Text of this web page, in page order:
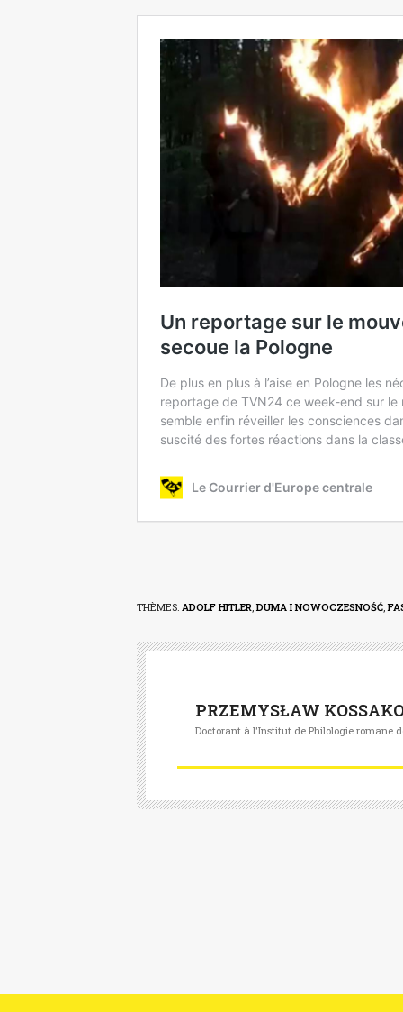
THÈMES: ADOLF HITLER,DUMA I NOWOCZESNOŚĆ,
PRZEMYSŁAW
Doctorant à l'Institut de Philologie romane